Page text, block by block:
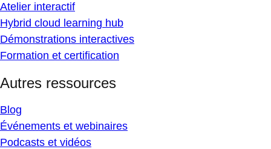
Atelier interactif
Hybrid cloud learning hub
Démonstrations interactives
Formation et certification
Autres ressources
Blog
Événements et webinaires
Podcasts et vidéos